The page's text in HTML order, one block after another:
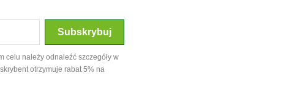
celu należy odnaleźć szczegóły w
otrzymuje rabat 5% na